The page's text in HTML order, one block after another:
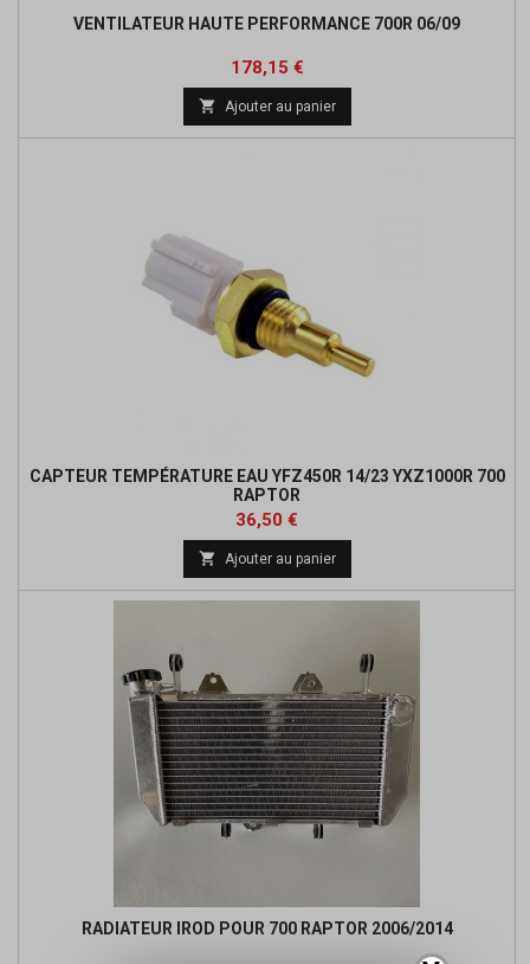
VENTILATEUR HAUTE PERFORMANCE 700R 06/09
Prix
178,15 €Prix
de
base
 Ajouter au panier
CAPTEUR TEMPÉRATURE EAU YFZ450R 14/23 YXZ1000R 700
RAPTOR
Prix
36,50 €
 Ajouter au panier
RADIATEUR IROD POUR 700 RAPTOR 2006/2014